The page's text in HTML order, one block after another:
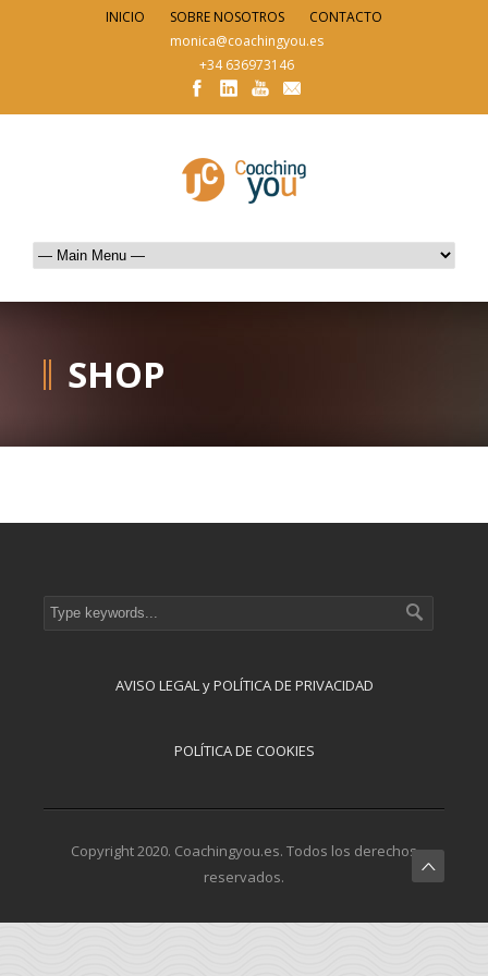
INICIO SOBRE NOSOTROS
CONTACTO
monica@coachingyou.es
+34 636973146
SHOP
AVISO LEGAL y POLÍTICA DE PRIVACIDAD
POLÍTICA DE COOKIES
Copyright 2020. Coachingyou.es. Todos los derechos
reservados.